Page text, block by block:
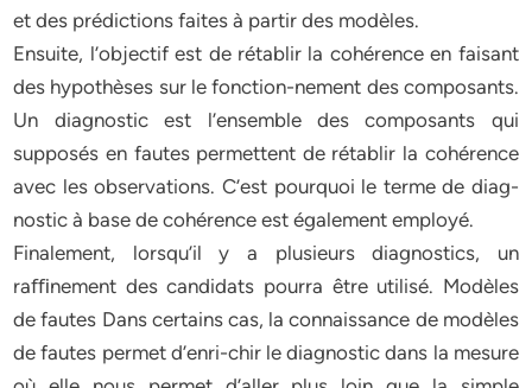
et des prédictions faites à partir des modèles.
Ensuite, l’objectif est de rétablir la cohérence en faisant
des hypothèses sur le fonction-nement des composants.
Un diagnostic est l’ensemble des composants qui
supposés en fautes permettent de rétablir la cohérence
avec les observations. C’est pourquoi le terme de diag-
nostic à base de cohérence est également employé.
Finalement, lorsqu’il y a plusieurs diagnostics, un
raﬃnement des candidats pourra être utilisé. Modèles
de fautes Dans certains cas, la connaissance de modèles
de fautes permet d’enri-chir le diagnostic dans la mesure